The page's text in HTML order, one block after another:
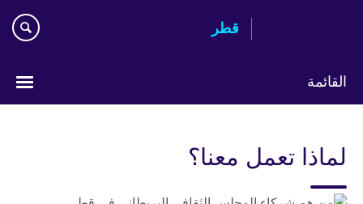
قطر
القائمة
لماذا تعمل معنا؟